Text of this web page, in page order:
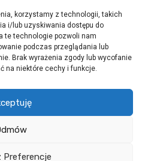
korzystamy z technologii, takich
i/lub uzyskiwania dostępu do
te technologie pozwoli nam
podczas przeglądania lub
Brak wyrażenia zgody lub wycofanie
na niektóre cechy i funkcje.
Preferencje
Społecznego
Strukturalnych
w Zielonej Górze
w Gorzowie Wlkp.